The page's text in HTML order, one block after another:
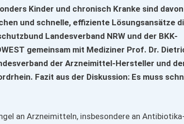
Kinder und chronisch Kranke sind
und schnelle, effiziente Lösungsansätze
Landesverband NRW und der BKK-
gemeinsam mit Mediziner Prof. Dr.
der Arzneimittel-Hersteller und
Fazit aus der Diskussion: Es muss
an Arzneimitteln, insbesondere an